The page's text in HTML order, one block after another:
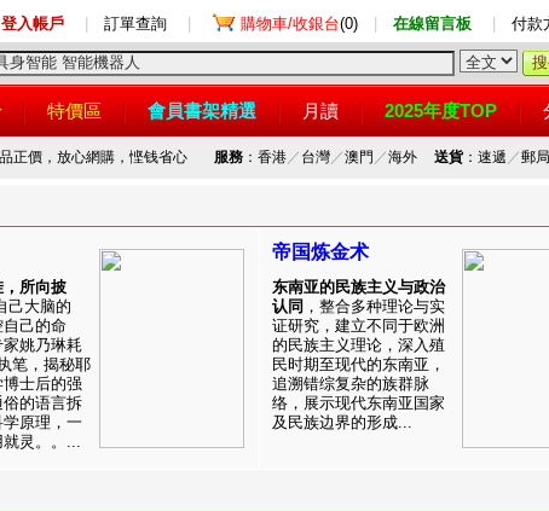
登入帳戶 訂單查詢 購物車/收銀台(0) 在線留言板 付款
特價區 會員書架精選 月讀 2025年度TOP
正價，放心網購，悭钱省心 服務：香港／ 台灣／澳門 ／海外 送貨：速遞 ／郵局
所向披
己大脑的
己的命
姚乃琳耗
笔，揭秘耶
士后的强
的语言拆
原理，一
灵。。...
帝国炼金术
东南亚的民族主义与政治
认同 ，整合多种理论与实
证研究，建立不同于欧洲
的民族主义理论，深入殖
民时期至现代的东南亚，
追溯错综复杂的族群脉
络，展示现代东南亚国家
及民族边界的形成...